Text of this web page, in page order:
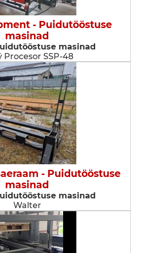
- Puidutööstuse
masinad
masinad
Procesor SSP-48
- Puidutööstuse
masinad
masinad
Walter